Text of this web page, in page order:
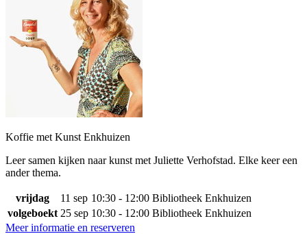
Koffie met Kunst Enkhuizen
Leer samen kijken naar kunst met Juliette Verhofstad. Elke keer een
ander thema.
vrijdag 11 sep 10:30 - 12:00 Bibliotheek Enkhuizen
volgeboekt 25 sep 10:30 - 12:00 Bibliotheek Enkhuizen
Meer informatie en reserveren